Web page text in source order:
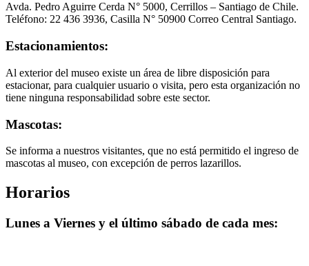
Avda. Pedro Aguirre Cerda N° 5000, Cerrillos – Santiago de Chile.
Teléfono: 22 436 3936, Casilla N° 50900 Correo Central Santiago.
Estacionamientos:
Al exterior del museo existe un área de libre disposición para
estacionar, para cualquier usuario o visita, pero esta organización no
tiene ninguna responsabilidad sobre este sector.
Mascotas:
Se informa a nuestros visitantes, que no está permitido el ingreso de
mascotas al museo, con excepción de perros lazarillos.
Horarios
Lunes a Viernes y el último sábado de cada mes: